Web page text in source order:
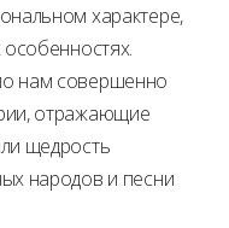
характере,
особенностях.
нам совершенно
отражающие
щедрость
народов и песни